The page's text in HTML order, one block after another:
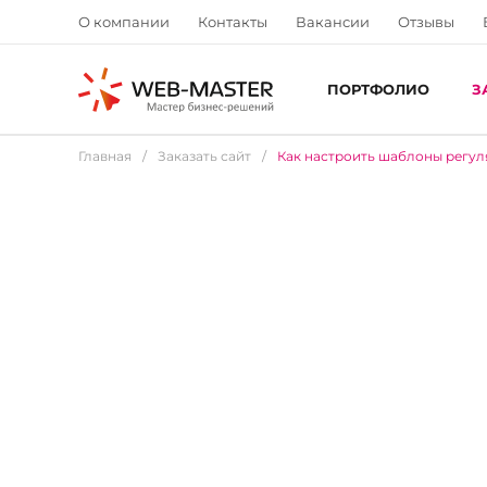
О компании Контакты Вакансии Отзывы
ПОРТФОЛИО
Главная / Заказать сайт / Как настроить шаблоны